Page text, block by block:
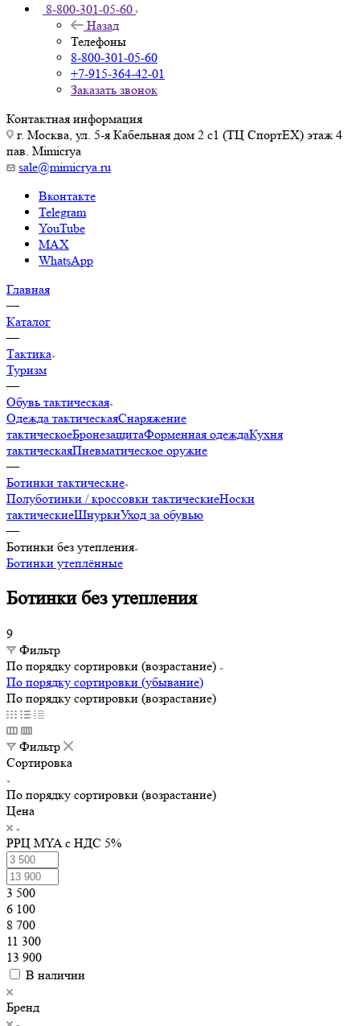
8-800-301-05-60
Назад
Телефоны
8-800-301-05-60
+7-915-364-42-01
Заказать звонок
Контактная информация
г. Москва, ул. 5-я Кабельная дом 2 с1 (ТЦ СпортEX) этаж 4
пав. Mimicrya
sale@mimicrya.ru
Вконтакте
Telegram
YouTube
MAX
WhatsApp
Главная
—
Каталог
—
Тактика
Туризм
—
Обувь тактическая
Одежда тактическаяСнаряжение
тактическоеБронезащитаФорменная одеждаКухня
тактическаяПневматическое оружие
—
Ботинки тактические
Полуботинки / кроссовки тактическиеНоски
тактическиеШнуркиУход за обувью
—
Ботинки без утепления
Ботинки утеплённые
Ботинки без утепления
9
Фильтр
По порядку сортировки (возрастание)
По порядку сортировки (убывание)
По порядку сортировки (возрастание)
Фильтр
Сортировка
По порядку сортировки (возрастание)
Цена
РРЦ MYA с НДС 5%
3 500
6 100
8 700
11 300
13 900
В наличии
Бренд